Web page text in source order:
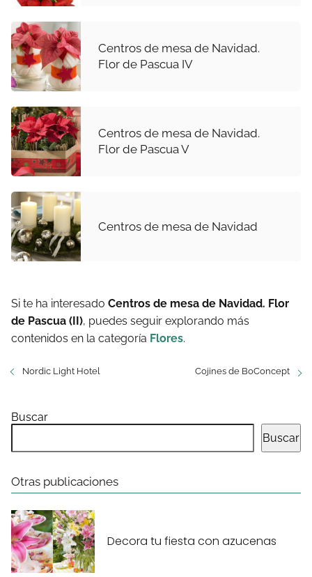
Centros de mesa de Navidad.
Flor de Pascua IV
Centros de mesa de Navidad.
Flor de Pascua V
Centros de mesa de Navidad
Si te ha interesado Centros de mesa de Navidad. Flor
de Pascua (II), puedes seguir explorando más
contenidos en la categoría Flores.
Nordic Light Hotel Cojines de BoConcept
Buscar
Buscar
Otras publicaciones
Decora tu fiesta con azucenas